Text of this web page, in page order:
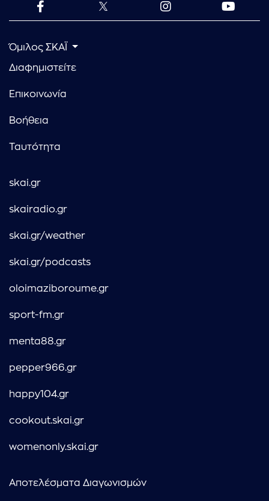
Όμιλος ΣΚΑΪ
Διαφημιστείτε
Επικοινωνία
Βοήθεια
Ταυτότητα
skai.gr
skairadio.gr
skai.gr/weather
skai.gr/podcasts
oloimaziboroume.gr
sport-fm.gr
menta88.gr
pepper966.gr
happy104.gr
cookout.skai.gr
womenonly.skai.gr
Αποτελέσματα Διαγωνισμών